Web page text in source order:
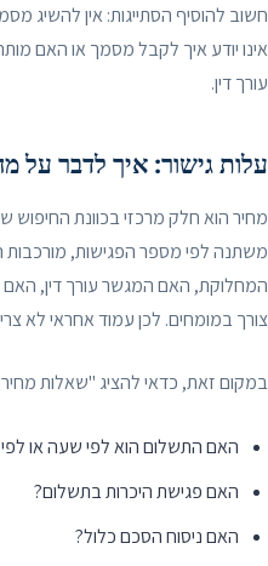
חשוב להוסיף הסתייגות: אין להשיג
אינו יודע איך לקבל מסמך או האם
עורך דין.
עלות גישור: איך לדבר על
מחיר הוא חלק מרכזי בכוונת החיפוש
משתנה לפי מספר הפגישות,
המחלוקת, האם המגשר עורך דין, האם
צורך במומחים. לכן עמוד אחראי לא
במקום זאת, כדאי להציג "שאלות
האם התשלום הוא לפי שעה או
האם פגישת היכרות בתשלום?
האם ניסוח הסכם כלול?